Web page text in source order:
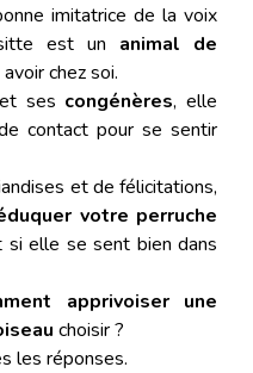
imitatrice de la voix
est un animal de
avoir chez soi.
et ses congénères, elle
contact pour se sentir
et de félicitations,
votre perruche
si elle se sent bien dans
apprivoiser une
choisir ?
les réponses.